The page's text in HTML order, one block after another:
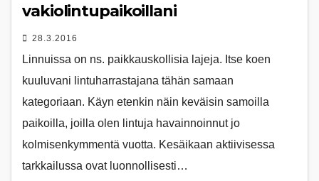
vakiolintupaikoillani
28.3.2016
Linnuissa on ns. paikkauskollisia lajeja. Itse koen
kuuluvani lintuharrastajana tähän samaan
kategoriaan. Käyn etenkin näin keväisin samoilla
paikoilla, joilla olen lintuja havainnoinnut jo
kolmisenkymmentä vuotta. Kesäikaan aktiivisessa
tarkkailussa ovat luonnollisesti…